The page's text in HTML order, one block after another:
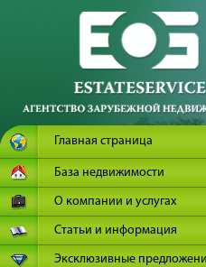
Главная страница
База недвижимости
О компании и услугах
Статьи и информация
Эксклюзивные